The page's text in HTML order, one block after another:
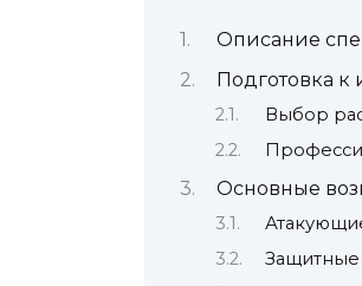
Описание
Подготовка к
Выбор
Основные
Защитные